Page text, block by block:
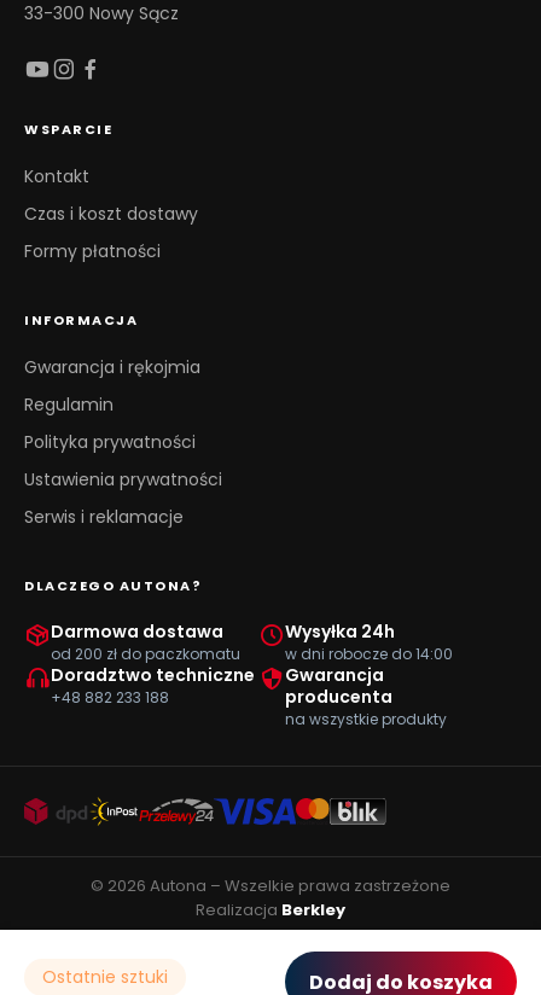
Ostatnie sztuki Dodaj do koszyka
33-300 Nowy Sącz
WSPARCIE
Kontakt
Czas i koszt dostawy
Formy płatności
INFORMACJA
Gwarancja i rękojmia
Regulamin
Polityka prywatności
Ustawienia prywatności
Serwis i reklamacje
DLACZEGO AUTONA?
Darmowa dostawa
od 200 zł do paczkomatu
Wysyłka 24h
w dni robocze do 14:00
Doradztwo techniczne
+48 882 233 188
Gwarancja
producenta
na wszystkie produkty
© 2026 Autona – Wszelkie prawa zastrzeżone
Realizacja Berkley